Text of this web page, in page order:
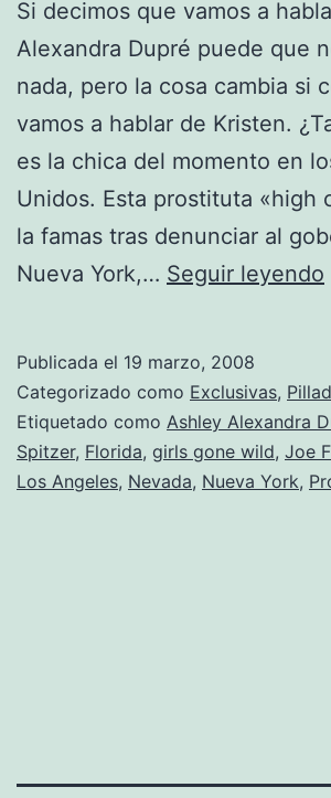
Si decimos que vamos a
Alexandra Dupré puede que
nada, pero la cosa cambia si
vamos a hablar de Kristen.
es la chica del momento en
Unidos. Esta prostituta «high
la famas tras denunciar al
Nueva York,… Seguir leyendo
Publicada el 19 marzo, 2008
Categorizado como Exclusivas,
Etiquetado como Ashley Alexandra
Spitzer, Florida, girls gone wild, Joe
Los Angeles, Nevada, Nueva York,